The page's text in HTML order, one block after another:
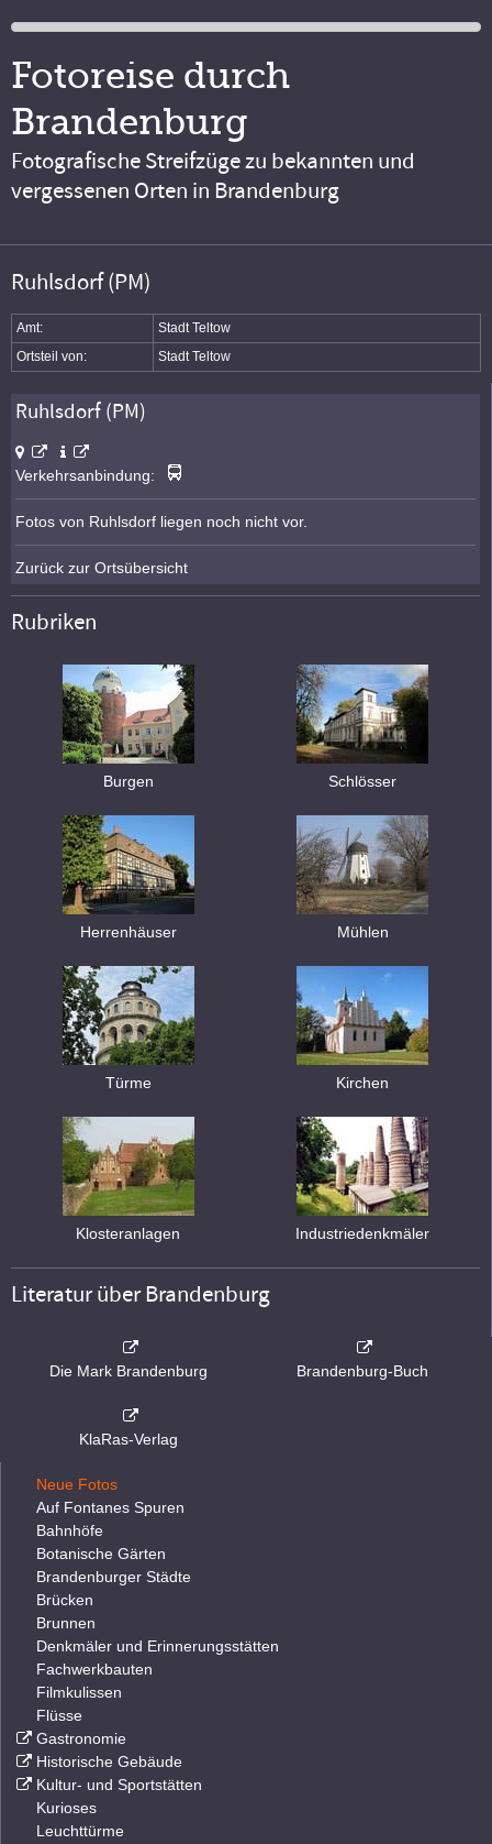
Fotoreise durch
Brandenburg
Fotografische Streifzüge zu bekannten und
vergessenen Orten in Brandenburg
Ruhlsdorf (PM)
Amt:
Stadt Teltow
Ortsteil von:
Stadt Teltow
Ruhlsdorf (PM)
Verkehrsanbindung:
Fotos von Ruhlsdorf liegen noch nicht vor.
Zurück zur Ortsübersicht
Rubriken
Burgen Schlösser
Herrenhäuser Mühlen
Türme Kirchen
Klosteranlagen Industriedenkmäler
Literatur über Brandenburg
Die Mark Brandenburg Brandenburg-Buch
KlaRas-Verlag
Neue Fotos
Auf Fontanes Spuren
Bahnhöfe
Botanische Gärten
Brandenburger Städte
Brücken
Brunnen
Denkmäler und Erinnerungsstätten
Fachwerkbauten
Filmkulissen
Flüsse
Gastronomie
Historische Gebäude
Kultur- und Sportstätten
Kurioses
Leuchttürme